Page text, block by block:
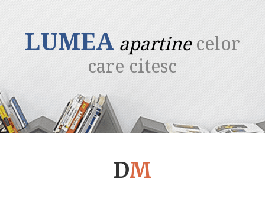
LUMEA apartine celor
care citesc
DM